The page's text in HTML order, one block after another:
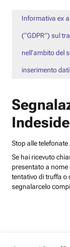
Informativa ex
(“GDPR”) sul
nell’ambito del
inserimento
Stop alle
Se hai ricevuto
presentato a nome
tentativo di truffa o
segnalarcelo